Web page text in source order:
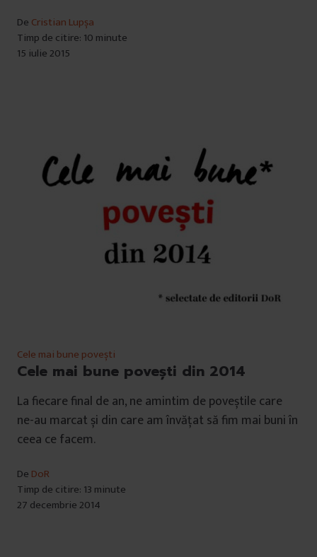
De Cristian Lupșa
Timp de citire: 10 minute
15 iulie 2015
Cele mai bune povești
Cele mai bune povești din 2014
La fiecare final de an, ne amintim de poveștile care
ne-au marcat și din care am învățat să fim mai buni în
ceea ce facem.
De DoR
Timp de citire: 13 minute
27 decembrie 2014